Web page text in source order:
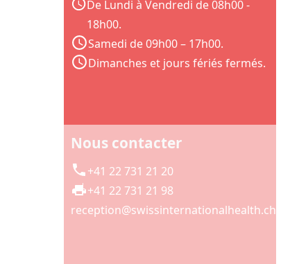
De Lundi à Vendredi de 08h00 -
18h00.
Samedi de 09h00 – 17h00.
Dimanches et jours fériés fermés.
Nous contacter
+41 22 731 21 20
+41 22 731 21 98
reception@swissinternationalhealth.ch